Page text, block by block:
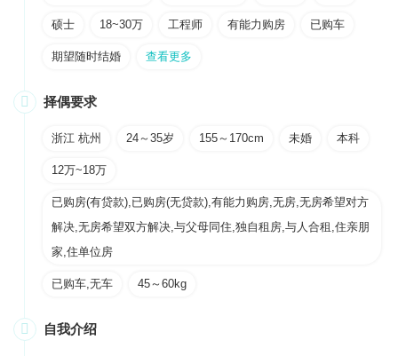
硕士 18~30万 工程师 有能力购房 已购车
期望随时结婚 查看更多
 择偶要求
浙江 杭州 24～35岁 155～170cm 未婚 本科
12万~18万
已购房(有贷款),已购房(无贷款),有能力购房,无房,无房希望对方
解决,无房希望双方解决,与父母同住,独自租房,与人合租,住亲朋
家,住单位房
已购车,无车 45～60kg
 自我介绍